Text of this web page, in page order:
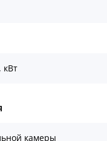
кВт
камеры